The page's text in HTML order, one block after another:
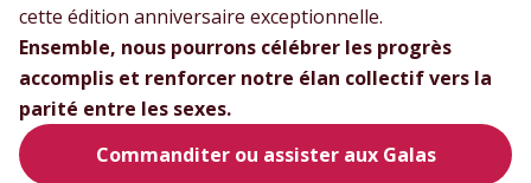
cette édition anniversaire exceptionnelle.
Ensemble, nous pourrons célébrer les progrès
accomplis et renforcer notre élan collectif vers la
parité entre les sexes.